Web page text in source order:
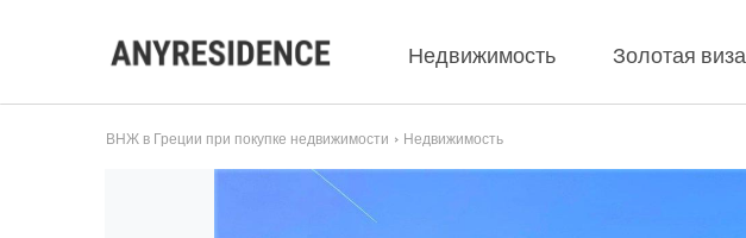
Недвижимость Золотая виза
ВНЖ в Греции при покупке недвижимости Недвижимость